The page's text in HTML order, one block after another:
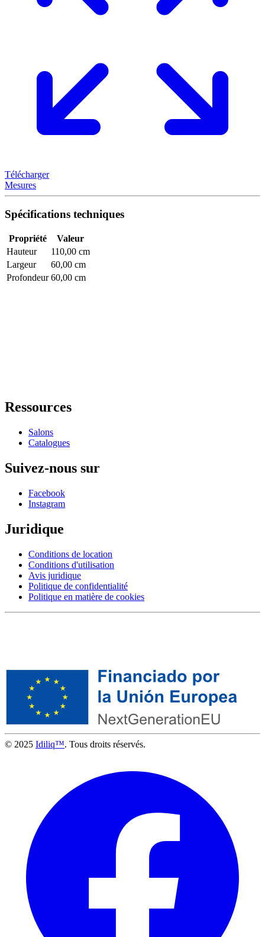
Télécharger
Mesures
Spécifications techniques
Propriété
Valeur
Hauteur
110,00 cm
Largeur
60,00 cm
Profondeur 60,00 cm
Ressources
Salons
Catalogues
Suivez-nous sur
Facebook
Instagram
Juridique
Conditions de location
Conditions d'utilisation
Avis juridique
Politique de confidentialité
Politique en matière de cookies
© 2025 Idiliq™. Tous droits réservés.